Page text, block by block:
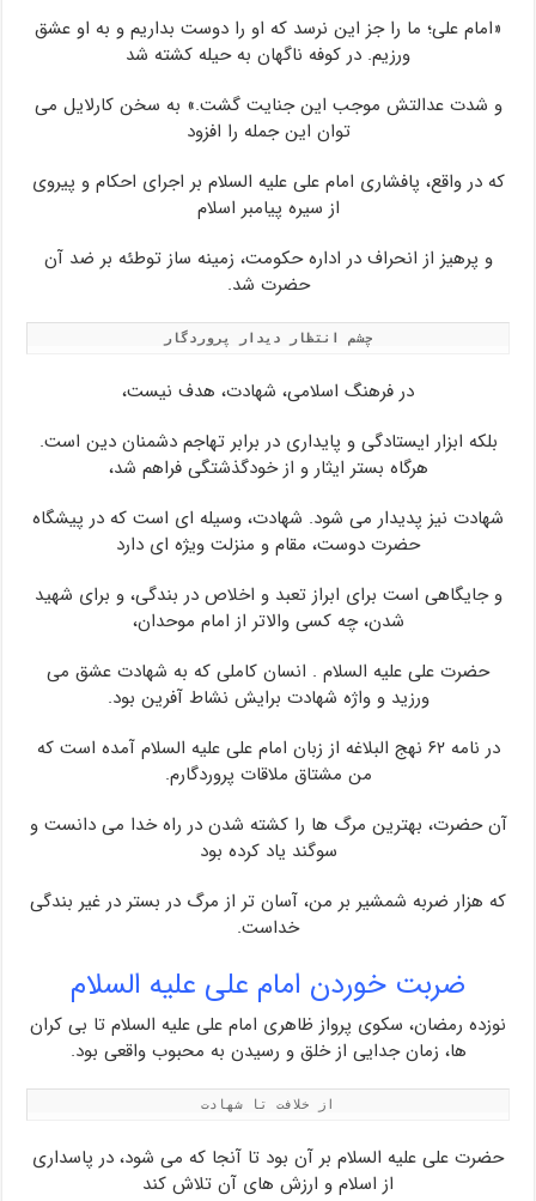
«امام علی؛ ما را جز این نرسد که او را دوست بداریم و به او عشق
ورزیم. در کوفه ناگهان به حیله کشته شد
و شدت عدالتش موجب این جنایت گشت.» به سخن کارلایل می
توان این جمله را افزود
که در واقع، پافشاری امام علی علیه السلام بر اجرای احکام و پیروی
از سیره پیامبر اسلام
و پرهیز از انحراف در اداره حکومت، زمینه ساز توطئه بر ضد آن
حضرت شد.
چشم انتظار دیدار پروردگار
در فرهنگ اسلامی، شهادت، هدف نیست،
بلکه ابزار ایستادگی و پایداری در برابر تهاجم دشمنان دین است.
هرگاه بستر ایثار و از خودگذشتگی فراهم شد،
شهادت نیز پدیدار می شود. شهادت، وسیله ای است که در پیشگاه
حضرت دوست، مقام و منزلت ویژه ای دارد
و جایگاهی است برای ابراز تعبد و اخلاص در بندگی، و برای شهید
شدن، چه کسی والاتر از امام موحدان،
حضرت علی علیه السلام . انسان کاملی که به شهادت عشق می
ورزید و واژه شهادت برایش نشاط آفرین بود.
در نامه ۶۲ نهج البلاغه از زبان امام علی علیه السلام آمده است که
من مشتاق ملاقات پروردگارم.
آن حضرت، بهترین مرگ ها را کشته شدن در راه خدا می دانست و
سوگند یاد کرده بود
که هزار ضربه شمشیر بر من، آسان تر از مرگ در بستر در غیر بندگی
خداست.
ضربت خوردن امام علی علیه السلام
نوزده رمضان، سکوی پرواز ظاهری امام علی علیه السلام تا بی کران
ها، زمان جدایی از خلق و رسیدن به محبوب واقعی بود.
از خلافت تا شهادت
حضرت علی علیه السلام بر آن بود تا آنجا که می شود، در پاسداری
از اسلام و ارزش های آن تلاش کند